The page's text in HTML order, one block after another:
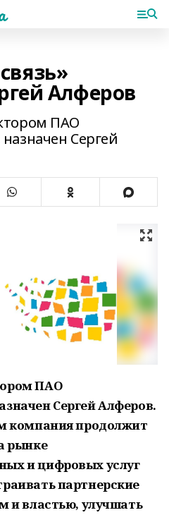
Алферов
ПАО
Сергей
ПАО
Сергей Алферов.
компания продолжит
рынке
и цифровых услуг
партнерские
и властью, улучшать